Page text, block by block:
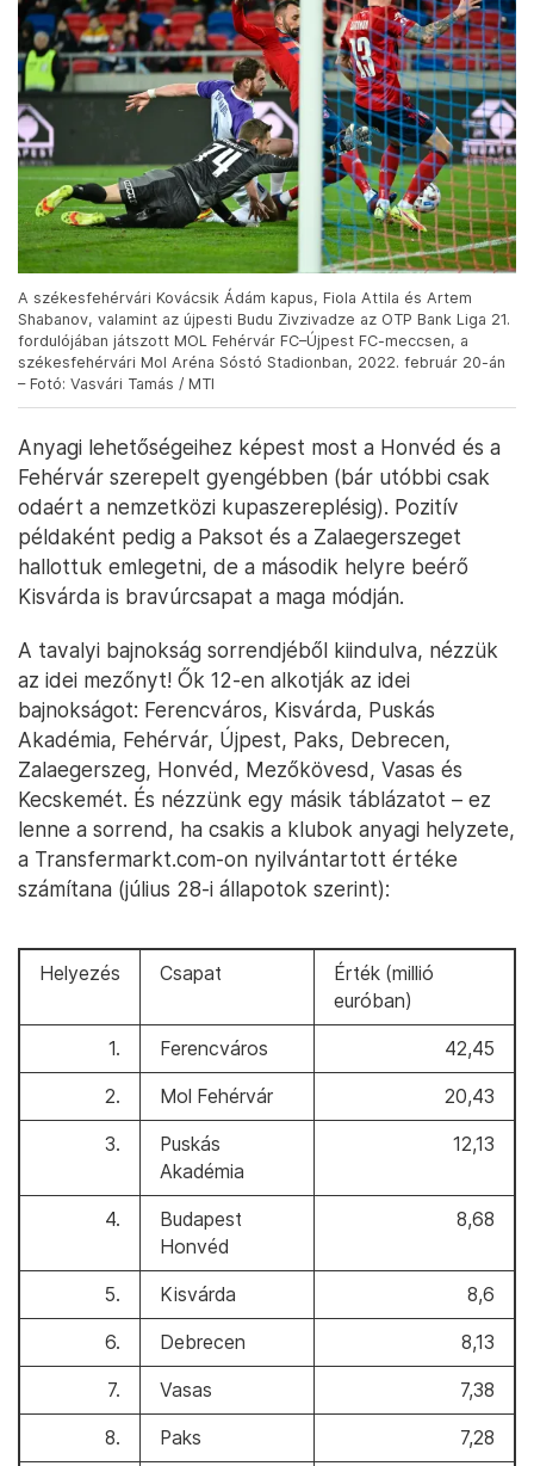
A székesfehérvári Kovácsik Ádám kapus, Fiola Attila és Artem
Shabanov, valamint az újpesti Budu Zivzivadze az OTP Bank Liga 21.
fordulójában játszott MOL Fehérvár FC–Újpest FC-meccsen, a
székesfehérvári Mol Aréna Sóstó Stadionban, 2022. február 20-án
– Fotó: Vasvári Tamás / MTI
Anyagi lehetőségeihez képest most a Honvéd és a
Fehérvár szerepelt gyengébben (bár utóbbi csak
odaért a nemzetközi kupaszereplésig). Pozitív
példaként pedig a Paksot és a Zalaegerszeget
hallottuk emlegetni, de a második helyre beérő
Kisvárda is bravúrcsapat a maga módján.
A tavalyi bajnokság sorrendjéből kiindulva, nézzük
az idei mezőnyt! Ők 12-en alkotják az idei
bajnokságot: Ferencváros, Kisvárda, Puskás
Akadémia, Fehérvár, Újpest, Paks, Debrecen,
Zalaegerszeg, Honvéd, Mezőkövesd, Vasas és
Kecskemét. És nézzünk egy másik táblázatot – ez
lenne a sorrend, ha csakis a klubok anyagi helyzete,
a Transfermarkt.com-on nyilvántartott értéke
számítana (július 28-i állapotok szerint):
Helyezés Csapat
Érték (millió
euróban)
1. Ferencváros 42,45
2. Mol Fehérvár 20,43
3.
Puskás
Akadémia
12,13
4.
Budapest
Honvéd
8,68
5. Kisvárda 8,6
6. Debrecen 8,13
7. Vasas 7,38
8. Paks 7,28